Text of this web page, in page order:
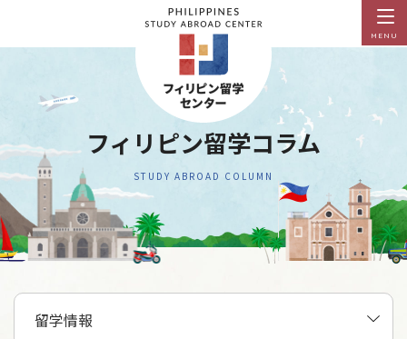
MENU
フィリピン留学コラム
STUDY ABROAD COLUMN